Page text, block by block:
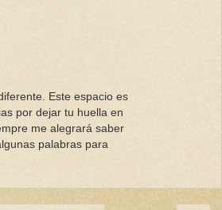
Este espacio es
por dejar tu huella en
me alegrará saber
palabras para